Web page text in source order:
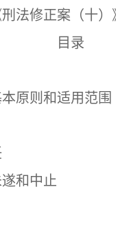
法修正案（十）
则和适用范围
和中止